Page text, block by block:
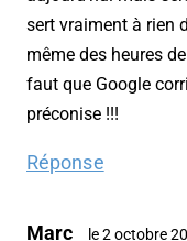
sert vraiment à rien
même des heures
faut que Google
préconise !!!
Réponse
Marc le 2 octobre